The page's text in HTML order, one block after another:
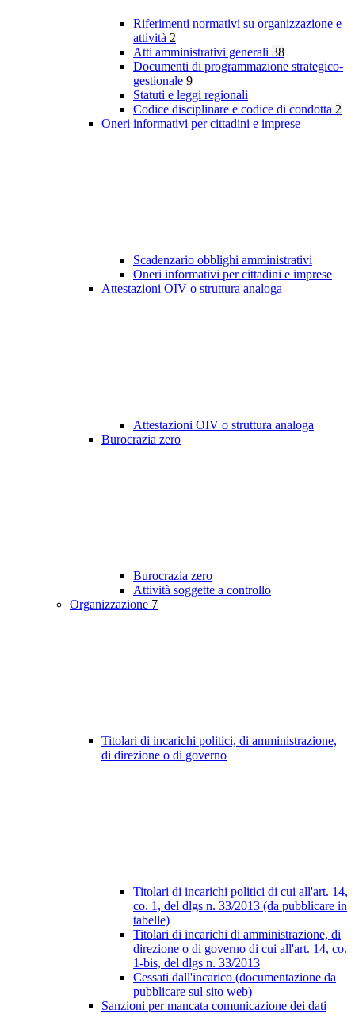
Riferimenti normativi su organizzazione e
attività 2
Atti amministrativi generali 38
Documenti di programmazione strategico-
gestionale 9
Statuti e leggi regionali
Codice disciplinare e codice di condotta 2
Oneri informativi per cittadini e imprese
Scadenzario obblighi amministrativi
Oneri informativi per cittadini e imprese
Attestazioni OIV o struttura analoga
Attestazioni OIV o struttura analoga
Burocrazia zero
Burocrazia zero
Attività soggette a controllo
Organizzazione 7
Titolari di incarichi politici, di amministrazione,
di direzione o di governo
Titolari di incarichi politici di cui all'art. 14,
co. 1, del dlgs n. 33/2013 (da pubblicare in
tabelle)
Titolari di incarichi di amministrazione, di
direzione o di governo di cui all'art. 14, co.
1-bis, del dlgs n. 33/2013
Cessati dall'incarico (documentazione da
pubblicare sul sito web)
Sanzioni per mancata comunicazione dei dati